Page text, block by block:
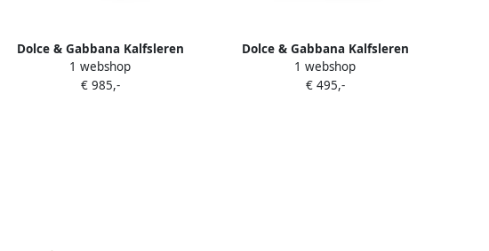
Dolce & Gabbana Kalfsleren
sandalen met Leo-print Beige
1 webshop
€ 985,-
Dolce & Gabbana Kalfsleren
slippers met luipaard-print Beige
1 webshop
€ 495,-